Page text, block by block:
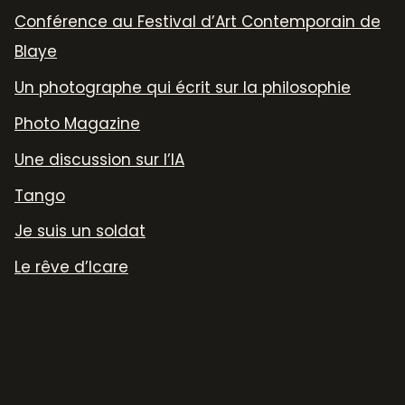
Conférence au Festival d’Art Contemporain de
Blaye
Un photographe qui écrit sur la philosophie
Photo Magazine
Une discussion sur l’IA
Tango
Je suis un soldat
Le rêve d’Icare